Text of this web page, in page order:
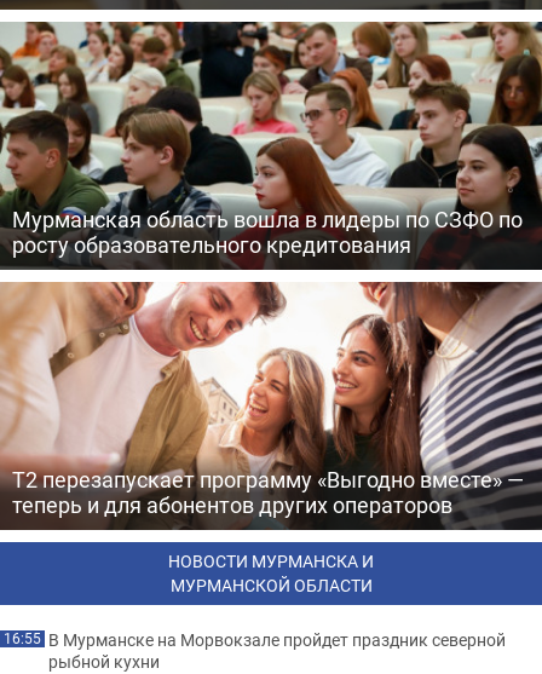
Мурманская область вошла в лидеры по СЗФО по
росту образовательного кредитования
Т2 перезапускает программу «Выгодно вместе» —
теперь и для абонентов других операторов
НОВОСТИ МУРМАНСКА И
МУРМАНСКОЙ ОБЛАСТИ
16:55 В Мурманске на Морвокзале пройдет праздник северной
рыбной кухни